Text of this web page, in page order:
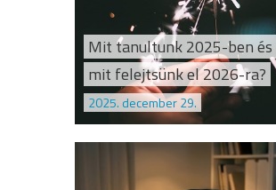
Mit tanultunk 2025-ben és
mit felejtsünk el 2026-ra?
2025. december 29.